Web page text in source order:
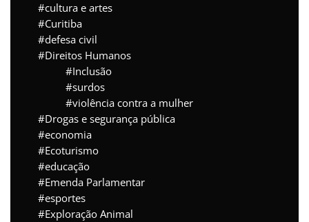
cultura e artes
Curitiba
defesa civil
Direitos Humanos
Inclusão
surdos
violência contra a mulher
Drogas e segurança pública
economia
Ecoturismo
educação
Emenda Parlamentar
esportes
Exploração Animal